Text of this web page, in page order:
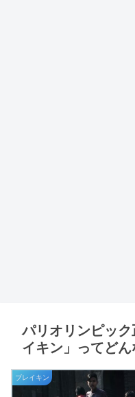
パリオリンピッ
イキン」ってどん
ブレイキン